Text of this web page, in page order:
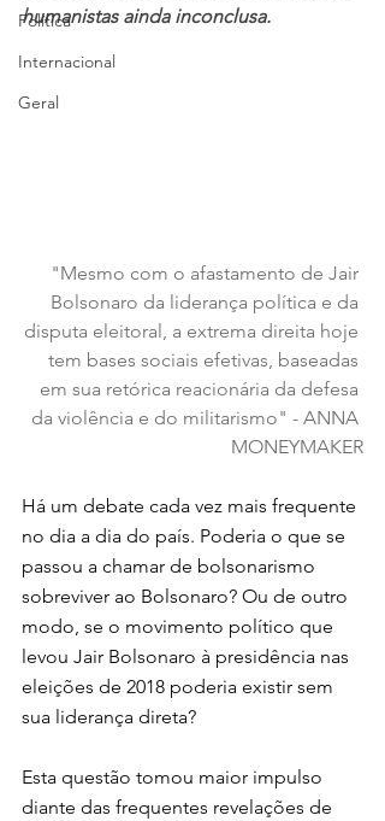
Política
Internacional
Geral
humanistas ainda inconclusa.
"Mesmo com o afastamento de Jair
Bolsonaro da liderança política e da
disputa eleitoral, a extrema direita hoje
tem bases sociais efetivas, baseadas
em sua retórica reacionária da defesa
da violência e do militarismo" - ANNA
MONEYMAKER
Há um debate cada vez mais frequente
no dia a dia do país. Poderia o que se
passou a chamar de bolsonarismo
sobreviver ao Bolsonaro? Ou de outro
modo, se o movimento político que
levou Jair Bolsonaro à presidência nas
eleições de 2018 poderia existir sem
sua liderança direta?
Esta questão tomou maior impulso
diante das frequentes revelações de